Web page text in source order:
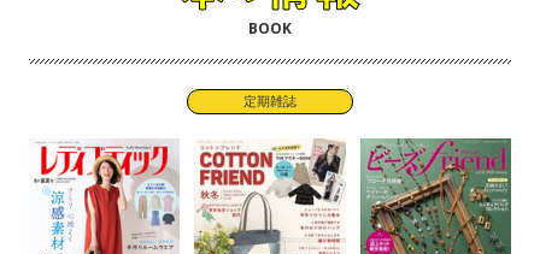
BOOK
定期雑誌